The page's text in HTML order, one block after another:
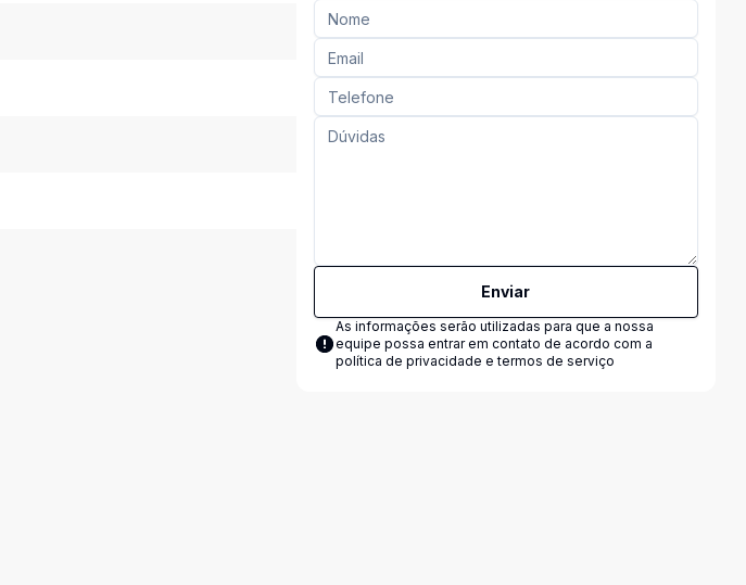
Enviar
As informações serão utilizadas para que a nossa
equipe possa entrar em contato de acordo com a
política de privacidade e termos de serviço